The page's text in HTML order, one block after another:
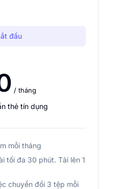
đầu
/ tháng
thẻ tín dụng
mỗi tháng
tối đa 30 phút. Tải lên 1
chuyển đổi 3 tệp mỗi